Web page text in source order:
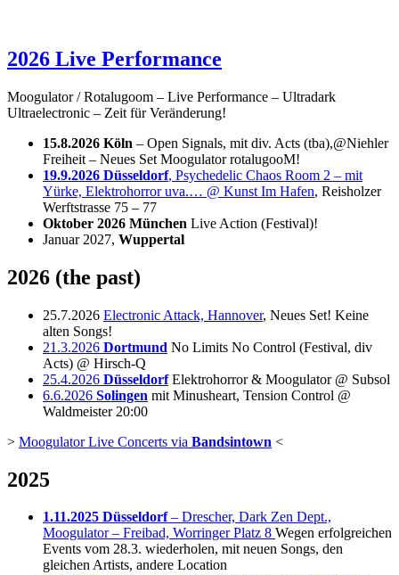
2026 Live Performance
Moogulator / Rotalugoom – Live Performance – Ultradark
Ultraelectronic – Zeit für Veränderung!
15.8.2026 Köln – Open Signals, mit div. Acts (tba),@Niehler
Freiheit – Neues Set Moogulator rotalugooM!
19.9.2026 Düsseldorf, Psychedelic Chaos Room 2 – mit
Yürke, Elektrohorror uva.… @ Kunst Im Hafen, Reisholzer
Werftstrasse 75 – 77
Oktober 2026 München Live Action (Festival)!
Januar 2027, Wuppertal
2026 (the past)
25.7.2026 Electronic Attack, Hannover, Neues Set! Keine
alten Songs!
21.3.2026 Dortmund No Limits No Control (Festival, div
Acts) @ Hirsch-Q
25.4.2026 DüsseldorfElektrohorror & Moogulator @ Subsol
6.6.2026 Solingen mit Minusheart, Tension Control @
Waldmeister 20:00
> Moogulator Live Concerts via Bandsintown <
2025
1.11.2025 Düsseldorf– Drescher, Dark Zen Dept.,
Moogulator – Freibad, Worringer Platz 8 Wegen erfolgreichen
Events vom 28.3. wiederholen, mit neuen Songs, den
gleichen Artists, andere Location